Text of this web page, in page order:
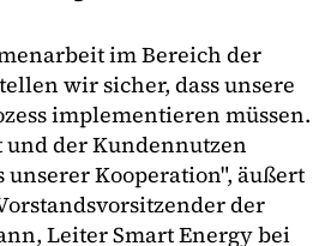
im Bereich der
wir sicher, dass unsere
implementieren müssen.
der Kundennutzen
unserer Kooperation", äußert
der
Leiter Smart Energy bei